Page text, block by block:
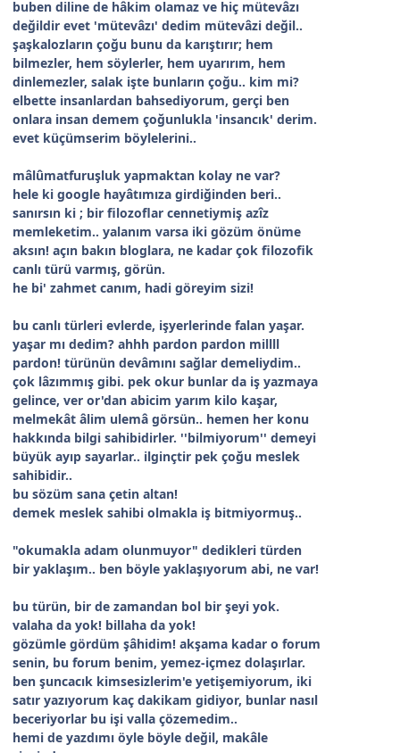
buben diline de hâkim olamaz ve hiç mütevâzı
değildir evet 'mütevâzı' dedim mütevâzi değil..
şaşkalozların çoğu bunu da karıştırır; hem
bilmezler, hem söylerler, hem uyarırım, hem
dinlemezler, salak işte bunların çoğu.. kim mi?
elbette insanlardan bahsediyorum, gerçi ben
onlara insan demem çoğunlukla 'insancık' derim.
evet küçümserim böylelerini..
mâlûmatfuruşluk yapmaktan kolay ne var?
hele ki google hayâtımıza girdiğinden beri..
sanırsın ki ; bir filozoflar cennetiymiş azîz
memleketim.. yalanım varsa iki gözüm önüme
aksın! açın bakın bloglara, ne kadar çok filozofik
canlı türü varmış, görün.
he bi' zahmet canım, hadi göreyim sizi!
bu canlı türleri evlerde, işyerlerinde falan yaşar.
yaşar mı dedim? ahhh pardon pardon millll
pardon! türünün devâmını sağlar demeliydim..
çok lâzımmış gibi. pek okur bunlar da iş yazmaya
gelince, ver or'dan abicim yarım kilo kaşar,
melmekât âlim ulemâ görsün.. hemen her konu
hakkında bilgi sahibidirler. ''bilmiyorum'' demeyi
büyük ayıp sayarlar.. ilginçtir pek çoğu meslek
sahibidir..
bu sözüm sana çetin altan!
demek meslek sahibi olmakla iş bitmiyormuş..
"okumakla adam olunmuyor" dedikleri türden
bir yaklaşım.. ben böyle yaklaşıyorum abi, ne var!
bu türün, bir de zamandan bol bir şeyi yok.
valaha da yok! billaha da yok!
gözümle gördüm şâhidim! akşama kadar o forum
senin, bu forum benim, yemez-içmez dolaşırlar.
ben şuncacık kimsesizlerim'e yetişemiyorum, iki
satır yazıyorum kaç dakikam gidiyor, bunlar nasıl
beceriyorlar bu işi valla çözemedim..
hemi de yazdımı öyle böyle değil, makâle